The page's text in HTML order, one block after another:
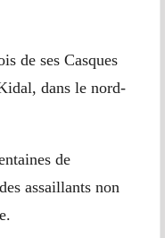
de ses Casques
dans le nord-
de
assaillants non